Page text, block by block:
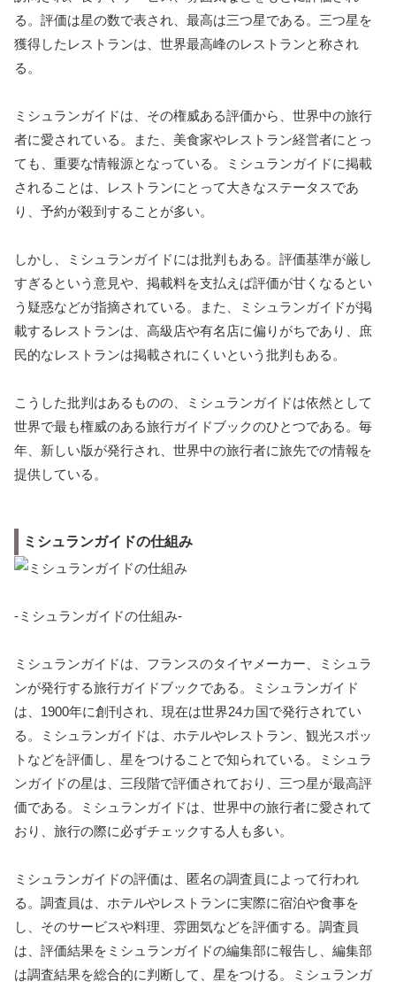
る。評価は星の数で表され、最高は三つ星である。三つ星を
獲得したレストランは、世界最高峰のレストランと称され
る。
ミシュランガイドは、その権威ある評価から、世界中の旅行
者に愛されている。また、美食家やレストラン経営者にとっ
ても、重要な情報源となっている。ミシュランガイドに掲載
されることは、レストランにとって大きなステータスであ
り、予約が殺到することが多い。
しかし、ミシュランガイドには批判もある。評価基準が厳し
すぎるという意見や、掲載料を支払えば評価が甘くなるとい
う疑惑などが指摘されている。また、ミシュランガイドが掲
載するレストランは、高級店や有名店に偏りがちであり、庶
民的なレストランは掲載されにくいという批判もある。
こうした批判はあるものの、ミシュランガイドは依然として
世界で最も権威のある旅行ガイドブックのひとつである。毎
年、新しい版が発行され、世界中の旅行者に旅先での情報を
提供している。
ミシュランガイドの仕組み
-ミシュランガイドの仕組み-
ミシュランガイドは、フランスのタイヤメーカー、ミシュラ
ンが発行する旅行ガイドブックである。ミシュランガイド
は、1900年に創刊され、現在は世界24カ国で発行されてい
る。ミシュランガイドは、ホテルやレストラン、観光スポッ
トなどを評価し、星をつけることで知られている。ミシュラ
ンガイドの星は、三段階で評価されており、三つ星が最高評
価である。ミシュランガイドは、世界中の旅行者に愛されて
おり、旅行の際に必ずチェックする人も多い。
ミシュランガイドの評価は、匿名の調査員によって行われ
る。調査員は、ホテルやレストランに実際に宿泊や食事を
し、そのサービスや料理、雰囲気などを評価する。調査員
は、評価結果をミシュランガイドの編集部に報告し、編集部
は調査結果を総合的に判断して、星をつける。ミシュランガ